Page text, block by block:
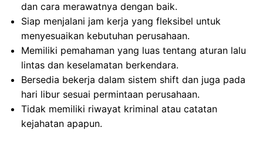
dan cara merawatnya dengan baik.
Siap menjalani jam kerja yang fleksibel untuk
menyesuaikan kebutuhan perusahaan.
Memiliki pemahaman yang luas tentang aturan lalu
lintas dan keselamatan berkendara.
Bersedia bekerja dalam sistem shift dan juga pada
hari libur sesuai permintaan perusahaan.
Tidak memiliki riwayat kriminal atau catatan
kejahatan apapun.